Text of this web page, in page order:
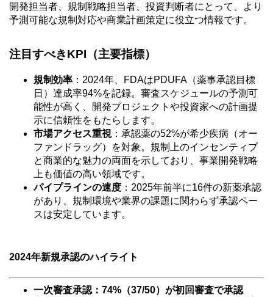
開発担当者、規制戦略担当者、投資判断者にとって、より
予測可能な規制対応や商業計画策定に役立つ情報です。
注目すべきKPI（主要指標）
規制効率 ：2024年、FDAはPDUFA（薬事承認目標
日）達成率94%を記録。審査スケジュールの予測可
能性が高く、開発プロジェクトや投資家への計画提
示に信頼性をもたらします。
市場アクセス重視：承認薬の52%が希少疾病（オー
ファンドラッグ）を対象。規制上のインセンティブ
と商業的な魅力の両面を示しており、事業開発戦略
上も価値の高い領域です。
パイプラインの速度 ：2025年前半に16件の新薬承認
があり、規制環境や業界の課題に関わらず承認ペー
スは安定しています。
2024年新規承認のハイライト
一次審査承認： 74%（37/50）が初回審査で承認